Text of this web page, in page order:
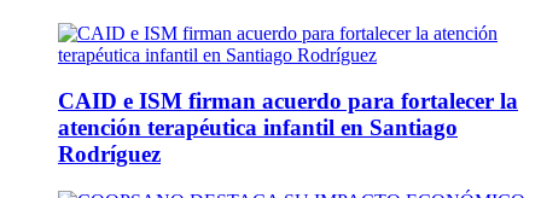
CAID e ISM firman acuerdo para fortalecer la
atención terapéutica infantil en Santiago
Rodríguez